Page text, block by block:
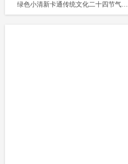
绿色小清新卡通传统文化二十四节气谷雨主题班会PPT模板